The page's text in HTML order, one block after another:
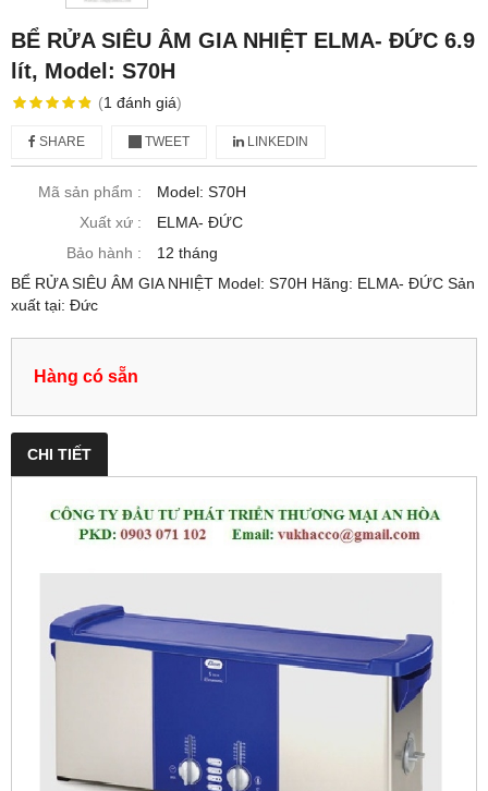
BỂ RỬA SIÊU ÂM GIA NHIỆT ELMA- ĐỨC 6.9
lít, Model: S70H
(1 đánh giá)
SHARE TWEET LINKEDIN
Mã sản phẩm :
Model: S70H
Xuất xứ :
ELMA- ĐỨC
Bảo hành :
12 tháng
BỂ RỬA SIÊU ÂM GIA NHIỆT Model: S70H Hãng: ELMA- ĐỨC Sản
xuất tại: Đức
Hàng có sẵn
CHI TIẾT